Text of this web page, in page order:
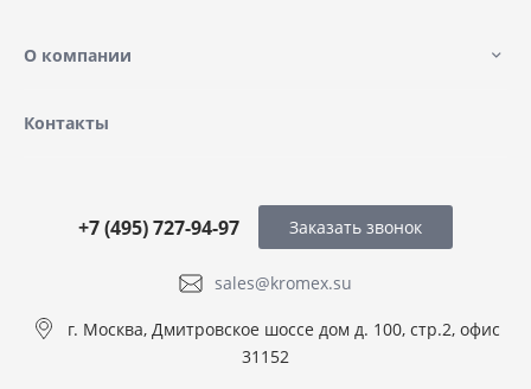
О компании
Контакты
sales@kromex.su
+7 (495) 727-94-97
г. Москва, Дмитровское шоссе дом д. 100, стр.2, офис
31152
Заказать звонок